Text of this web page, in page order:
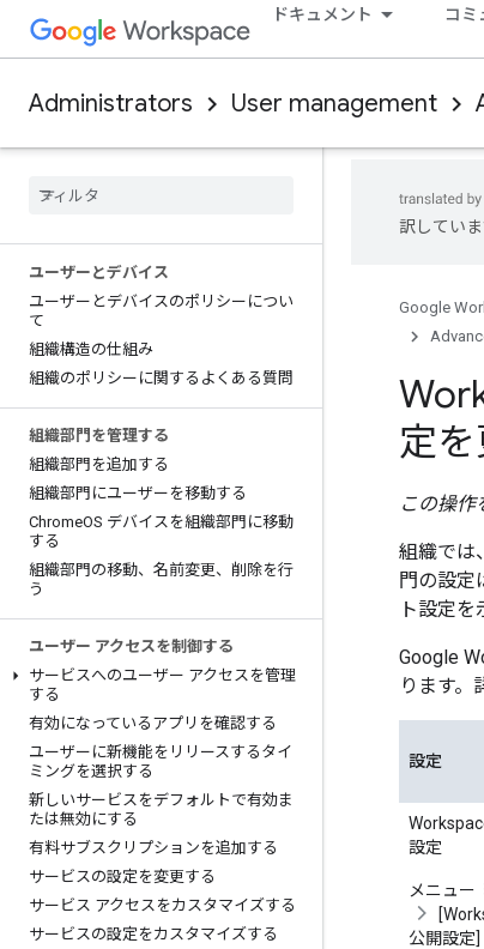
ドキュメント コミ
Administrators User management
ユーザーとデバイス
ユーザーとデバイスのポリシーについ
て
組織構造の仕組み
組織のポリシーに関するよくある質問
組織部門を管理する
組織部門を追加する
組織部門にユーザーを移動する
ChromeOS デバイスを組織部門に移動
する
組織部門の移動、名前変更、削除を行
う
ユーザー アクセスを制御する
サービスへのユーザー アクセスを管理
する
有効になっているアプリを確認する
ユーザーに新機能をリリースするタイ
ミングを選択する
新しいサービスをデフォルトで有効ま
たは無効にする
有料サブスクリプションを追加する
サービスの設定を変更する
サービス アクセスをカスタマイズする
サービスの設定をカスタマイズする
訳してい
Google
定
この操作
組織では
門の設定
ト設定を
Google
ります。
設定
設定
メニュー
公開設定]